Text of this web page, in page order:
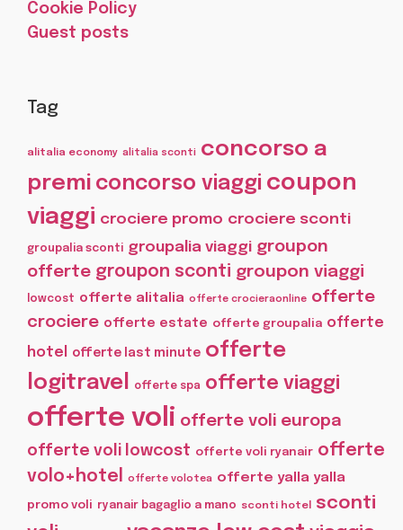
Cookie Policy
Guest posts
Tag
alitalia economy alitalia sconti concorso a
premi concorso viaggi coupon
viaggi crociere promo crociere sconti
groupalia sconti groupalia viaggi groupon
offerte groupon sconti groupon viaggi
lowcost offerte alitalia offerte crocieraonline offerte
crociere offerte estate offerte groupalia offerte
hotel
offerte last minute offerte
logitravel offerte spa offerte viaggi
offerte voli offerte voli europa
offerte voli lowcost offerte voli ryanair offerte
volo+hotel offerte volotea offerte yalla yalla
promo voli ryanair bagaglio a mano sconti hotel
sconti